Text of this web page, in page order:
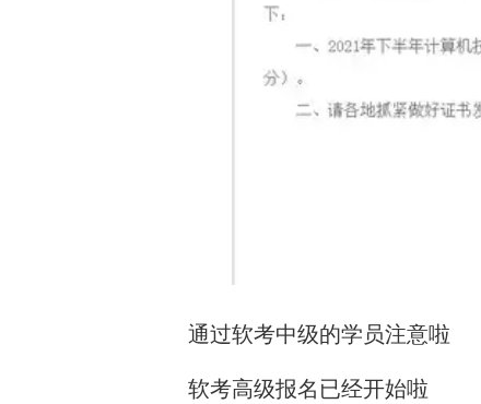
通过软考中级的学员注意啦
软考高级报名已经开始啦